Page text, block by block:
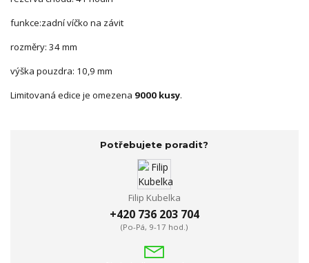
funkce:zadní víčko na závit
rozměry: 34 mm
výška pouzdra: 10,9 mm
Limitovaná edice je omezena 9000 kusy.
Potřebujete poradit?
Filip Kubelka
+420 736 203 704
(Po-Pá, 9-17 hod.)